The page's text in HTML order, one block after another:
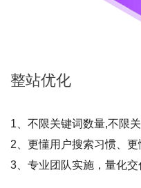
整站优化
1、不限关键词数量,不限
2、更懂用户搜索习惯、
3、专业团队实施，量化